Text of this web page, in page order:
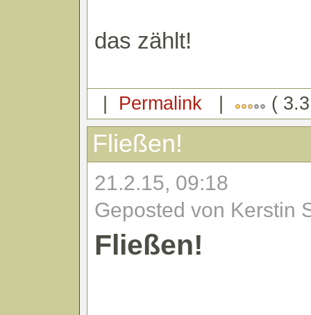
das zählt!
Permalink| (
Fließen!
21.2.15, 09:18
Geposted von Kerstin
Fließen!